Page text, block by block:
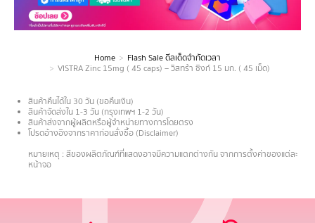
Home
Flash Sale ดีลเด็ดจำกัดเวลา
VISTRA Zinc 15mg ( 45 caps) – วิสทร้า ซิงก์ 15 มก. ( 45 เม็ด)
สินค้าคืนได้ใน 30 วัน (ขอคืนเงิน)
สินค้าจัดส่งใน 1-3 วัน (กรุงเทพฯ 1-2 วัน)
สินค้าส่งจากผู้ผลิตหรือผู้จำหน่ายทางการโดยตรง
โปรดอ้างอิงจากราคาก่อนสั่งซื้อ (Disclaimer)
หมายเหตุ : สีของผลิตภัณฑ์ที่แสดงอาจมีความแตกต่างกัน จากการตั้งค่าของแต่ละ
หน้าจอ